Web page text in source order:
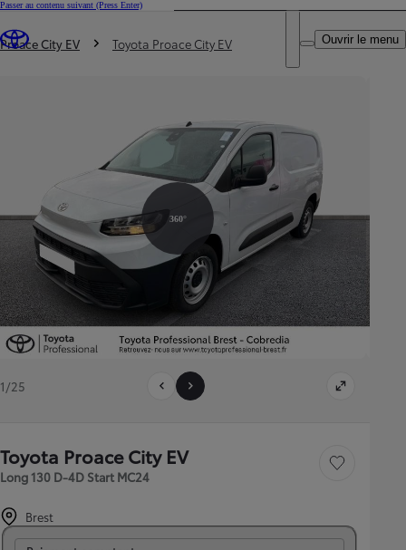
Passer au contenu suivant (Press Enter)
Trouvez un partenaire Toyota
DEALER NAME
Ouvrir le menu
Vous êtes ici
Proace City EV Toyota Proace City EV
360°
1/25
Toyota Proace City EV
Long 130 D-4D Start MC24
Sauvegarder le
Brest